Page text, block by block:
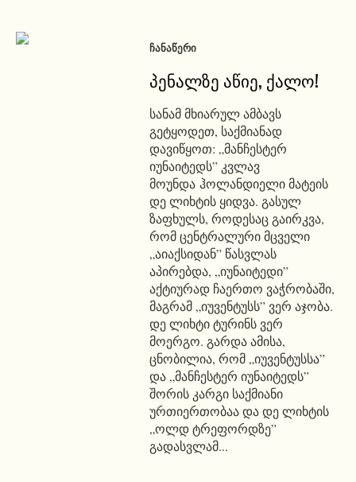
ᲩᲐᲜᲐᲬᲔᲠᲘ
პენალზე აწიე, ქალო!
სანამ მხიარულ ამბავს
გეტყოდეთ, საქმიანად
დავიწყოთ: „მანჩესტერ
იუნაიტედს” კვლავ
მოუნდა ჰოლანდიელი მატეის
დე ლიხტის ყიდვა. გასულ
ზაფხულს, როდესაც გაირკვა,
რომ ცენტრალური მცველი
„აიაქსიდან” წასვლას
აპირებდა, „იუნაიტედი”
აქტიურად ჩაერთო ვაჭრობაში,
მაგრამ „იუვენტუსს” ვერ აჯობა.
დე ლიხტი ტურინს ვერ
მოერგო. გარდა ამისა,
ცნობილია, რომ „იუვენტუსსა”
და „მანჩესტერ იუნაიტედს”
შორის კარგი საქმიანი
ურთიერთობაა და დე ლიხტის
„ოლდ ტრეფორდზე”
გადასვლამ...